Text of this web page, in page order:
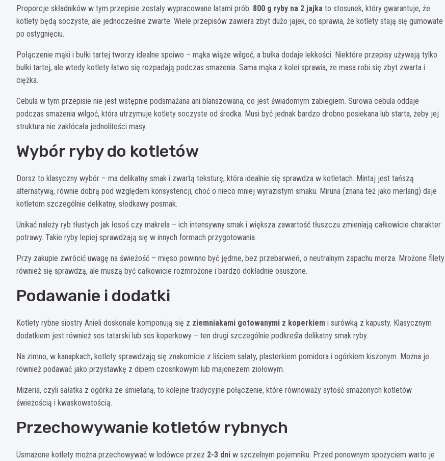
Proporcje składników w tym przepisie zostały wypracowane latami prób. 800 g ryby na 2 jajka to stosunek, który gwarantuje, że
kotlety będą soczyste, ale jednocześnie zwarte. Wiele przepisów zawiera zbyt dużo jajek, co sprawia, że kotlety stają się gumowate
po ostygnięciu.
Połączenie mąki i bułki tartej tworzy idealne spoiwo – mąka wiąże wilgoć, a bułka dodaje lekkości. Niektóre przepisy używają tylko
bułki tartej, ale wtedy kotlety łatwo się rozpadają podczas smażenia. Sama mąka z kolei sprawia, że masa robi się zbyt zwarta i
ciężka.
Cebula w tym przepisie nie jest wstępnie podsmażana ani blanszowana, co jest świadomym zabiegiem. Surowa cebula oddaje
podczas smażenia wilgoć, która utrzymuje kotlety soczyste od środka. Musi być jednak bardzo drobno posiekana lub starta, żeby jej
struktura nie zakłócała jednolitości masy.
Wybór ryby do kotletów
Dorsz to klasyczny wybór – ma delikatny smak i zwartą teksturę, która idealnie się sprawdza w kotletach. Mintaj jest tańszą
alternatywą, równie dobrą pod względem konsystencji, choć o nieco mniej wyrazistym smaku. Miruna (znana też jako merlang) daje
kotletom szczególnie delikatny, słodkawy posmak.
Unikać należy ryb tłustych jak łosoś czy makrela – ich intensywny smak i większa zawartość tłuszczu zmieniają całkowicie charakter
potrawy. Takie ryby lepiej sprawdzają się w innych formach przygotowania.
Przy zakupie zwrócić uwagę na świeżość – mięso powinno być jędrne, bez przebarwień, o neutralnym zapachu morza. Mrożone filety
również się sprawdzą, ale muszą być całkowicie rozmrożone i bardzo dokładnie osuszone.
Podawanie i dodatki
Kotlety rybne siostry Anieli doskonale komponują się z ziemniakami gotowanymi z koperkiem i surówką z kapusty. Klasycznym
dodatkiem jest również sos tatarski lub sos koperkowy – ten drugi szczególnie podkreśla delikatny smak ryby.
Na zimno, w kanapkach, kotlety sprawdzają się znakomicie z liściem sałaty, plasterkiem pomidora i ogórkiem kiszonym. Można je
również podawać jako przystawkę z dipem czosnkowym lub majonezem ziołowym.
Mizeria, czyli sałatka z ogórka ze śmietaną, to kolejne tradycyjne połączenie, które równoważy sytość smażonych kotletów
świeżością i kwaskowatością.
Przechowywanie kotletów rybnych
Usmażone kotlety można przechowywać w lodówce przez 2-3 dni w szczelnym pojemniku. Przed ponownym spożyciem warto je